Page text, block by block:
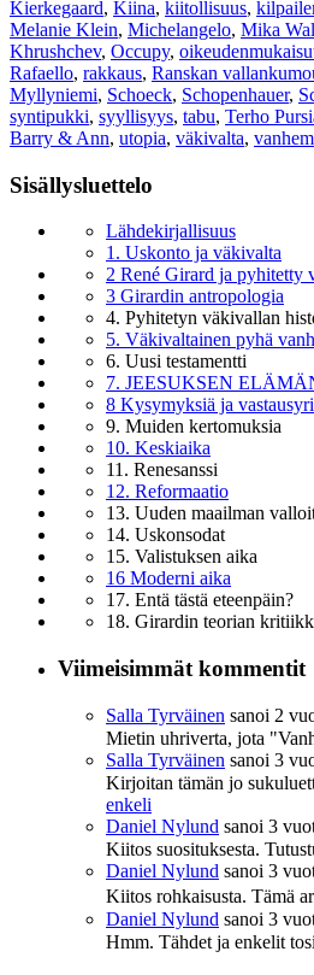
Kierkegaard, Kiina, kiitollisuus,
Melanie Klein, Michelangelo, Mika
Khrushchev, Occupy,
Rafaello, rakkaus, Ranskan
Myllyniemi, Schoeck, Schopenhauer,
syntipukki, syyllisyys, tabu, Terho
Barry & Ann, utopia, väkivalta,
Sisällysluettelo
Lähdekirjallisuus
1. Uskonto ja väkivalta
2 René Girard ja pyhitetty
3 Girardin antropologia
4. Pyhitetyn väkivallan
5. Väkivaltainen pyhä
6. Uusi testamentti
7. JEESUKSEN
8 Kysymyksiä ja
9. Muiden kertomuksia
10. Keskiaika
11. Renesanssi
12. Reformaatio
13. Uuden maailman
14. Uskonsodat
15. Valistuksen aika
16 Moderni aika
17. Entä tästä eteenpäin?
18. Girardin teorian
Viimeisimmät kommentit
Salla Tyrväinen sanoi 2
Mietin uhriverta, jota
Salla Tyrväinen sanoi 3
Kirjoitan tämän jo
enkeli
Daniel Nylund sanoi 3
Kiitos suosituksesta.
Daniel Nylund sanoi 3
Kiitos rohkaisusta. Tämä
Daniel Nylund sanoi 3
Hmm. Tähdet ja enkelit